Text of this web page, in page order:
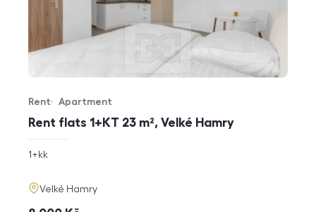
Rent flats 1+KT 23 m², Velké Hamry
Offer type
Rent
Property type
Apartment
rozměry
1+kk
adresa
Velké Hamry